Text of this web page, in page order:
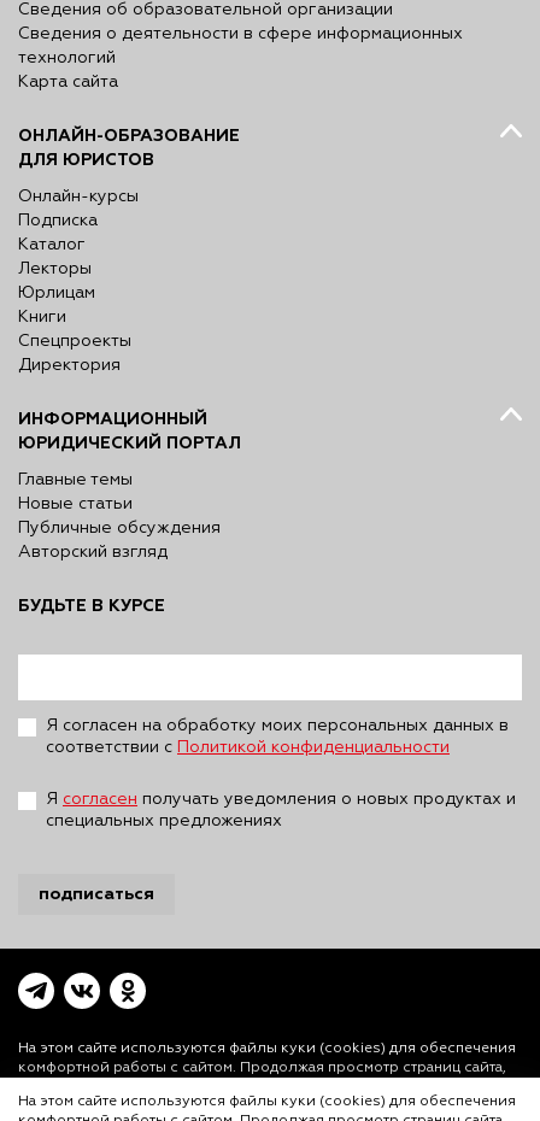
Сведения об образовательной организации
Сведения о деятельности в сфере информационных
технологий
Карта сайта
ОНЛАЙН-ОБРАЗОВАНИЕ
ДЛЯ ЮРИСТОВ
Онлайн-курсы
Подписка
Каталог
Лекторы
Юрлицам
Книги
Спецпроекты
Директория
ИНФОРМАЦИОННЫЙ
ЮРИДИЧЕСКИЙ ПОРТАЛ
Главные темы
Новые статьи
Публичные обсуждения
Авторский взгляд
БУДЬТЕ В КУРСЕ
Я согласен на обработку моих персональных данных в
соответствии с
Политикой конфиденциальности
Я согласен получать уведомления о новых продуктах и
специальных предложениях
подписаться
На этом сайте используются файлы куки (cookies) для обеспечения
комфортной работы с сайтом. Продолжая просмотр страниц сайта,
использование файлов куки. Более подробная информация
На этом сайте используются файлы куки (cookies) для обеспечения